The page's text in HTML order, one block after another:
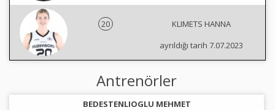
20
KLIMETS HANNA
ayrıldığı tarih 7.07.2023
Antrenörler
BEDESTENLIOGLU MEHMET